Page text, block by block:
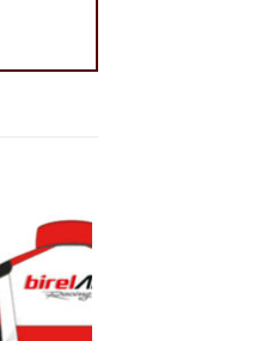
Add to
wishlist